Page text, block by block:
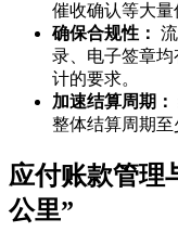
催收确认等大量
确保合规性：
录、电子签章
计的要求。
加速结算周期：
整体结算周期至
应付账款管理
公里”